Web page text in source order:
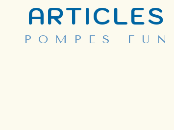
ARTICLES
POMPES